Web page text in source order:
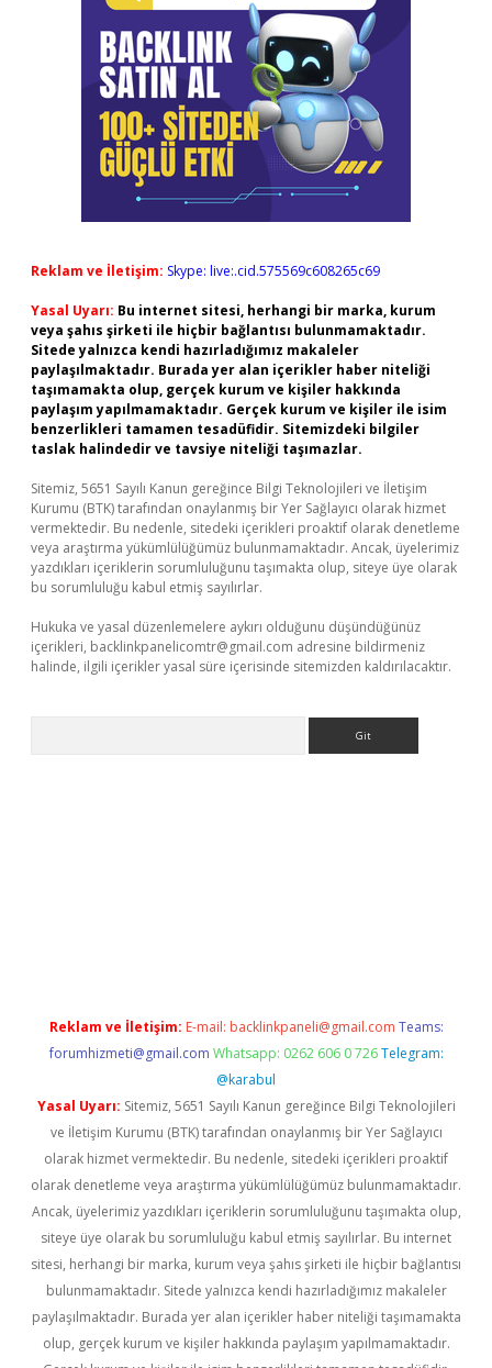
Reklam ve İletişim: Skype: live:.cid.575569c608265c69
Yasal Uyarı: Bu internet sitesi, herhangi bir marka, kurum
veya şahıs şirketi ile hiçbir bağlantısı bulunmamaktadır.
Sitede yalnızca kendi hazırladığımız makaleler
paylaşılmaktadır. Burada yer alan içerikler haber niteliği
taşımamakta olup, gerçek kurum ve kişiler hakkında
paylaşım yapılmamaktadır. Gerçek kurum ve kişiler ile isim
benzerlikleri tamamen tesadüfidir. Sitemizdeki bilgiler
taslak halindedir ve tavsiye niteliği taşımazlar.
Sitemiz, 5651 Sayılı Kanun gereğince Bilgi Teknolojileri ve İletişim
Kurumu (BTK) tarafından onaylanmış bir Yer Sağlayıcı olarak hizmet
vermektedir. Bu nedenle, sitedeki içerikleri proaktif olarak denetleme
veya araştırma yükümlülüğümüz bulunmamaktadır. Ancak, üyelerimiz
yazdıkları içeriklerin sorumluluğunu taşımakta olup, siteye üye olarak
bu sorumluluğu kabul etmiş sayılırlar.
Hukuka ve yasal düzenlemelere aykırı olduğunu düşündüğünüz
içerikleri, backlinkpanelicomtr@gmail.com adresine bildirmeniz
halinde, ilgili içerikler yasal süre içerisinde sitemizden kaldırılacaktır.
Reklam ve İletişim: E-mail: backlinkpaneli@gmail.com Teams:
forumhizmeti@gmail.com Whatsapp: 0262 606 0 726 Telegram:
@karabul
Yasal Uyarı: Sitemiz, 5651 Sayılı Kanun gereğince Bilgi Teknolojileri
ve İletişim Kurumu (BTK) tarafından onaylanmış bir Yer Sağlayıcı
olarak hizmet vermektedir. Bu nedenle, sitedeki içerikleri proaktif
olarak denetleme veya araştırma yükümlülüğümüz bulunmamaktadır.
Ancak, üyelerimiz yazdıkları içeriklerin sorumluluğunu taşımakta olup,
siteye üye olarak bu sorumluluğu kabul etmiş sayılırlar. Bu internet
sitesi, herhangi bir marka, kurum veya şahıs şirketi ile hiçbir bağlantısı
bulunmamaktadır. Sitede yalnızca kendi hazırladığımız makaleler
paylaşılmaktadır. Burada yer alan içerikler haber niteliği taşımamakta
olup, gerçek kurum ve kişiler hakkında paylaşım yapılmamaktadır.